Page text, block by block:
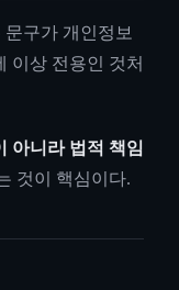
구가 개인정보
이상 전용인 것처
아니라 법적 책임
것이 핵심이다.